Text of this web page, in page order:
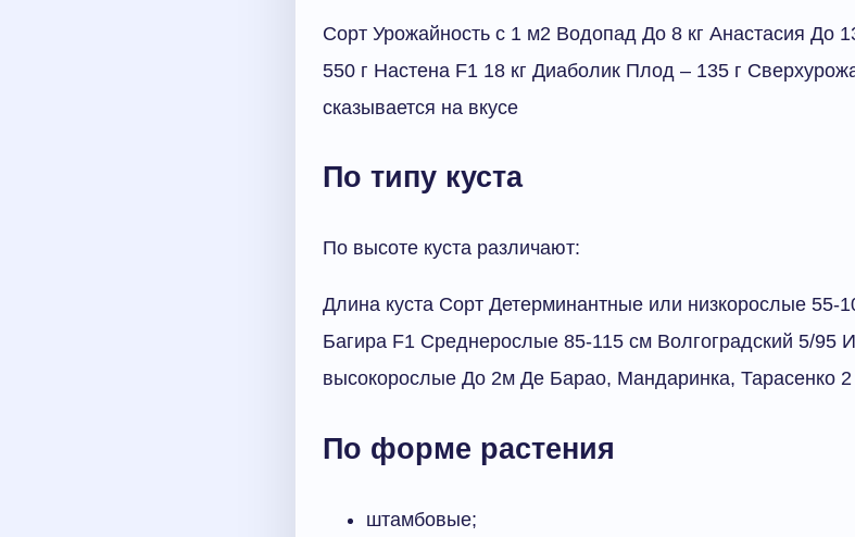
Сорт Урожайность с 1 м2 Водопад До 8 кг Анастасия До
550 г Настена F1 18 кг Диаболик Плод – 135 г
сказывается на вкусе
По типу куста
По высоте куста различают:
Длина куста Сорт Детерминантные или низкорослые 55-
Багира F1 Среднерослые 85-115 см Волгоградский 5/95
высокорослые До 2м Де Барао, Мандаринка, Тарасенко 2
По форме растения
штамбовые;